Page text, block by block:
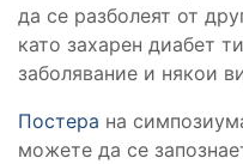
да се разболеят от
като захарен диабет
заболявание и някои
Постера на
можете да се